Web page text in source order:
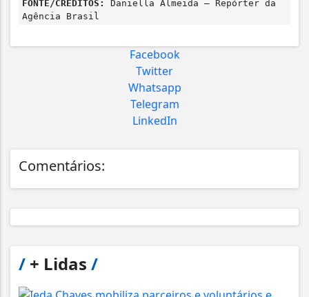
FONTE/CRÉDITOS:
Daniella Almeida – Repórter da
Agência Brasil
Facebook
Twitter
Whatsapp
Telegram
LinkedIn
Comentários:
/ + Lidas /